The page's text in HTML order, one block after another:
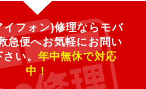
フォン)修理ならモバ
急便へお気軽にお問い
い。 年中無休で対応
中！